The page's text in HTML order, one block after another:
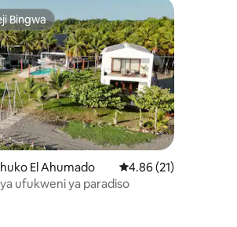
Bingwa
Bingwa
El Ahumado Ukadiriaji wa wastani
4.86 (21)
ufukweni ya paradiso